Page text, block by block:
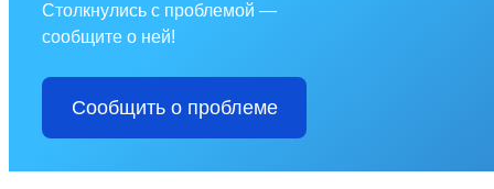
Столкнулись с проблемой —
сообщите о ней!
Сообщить о проблеме